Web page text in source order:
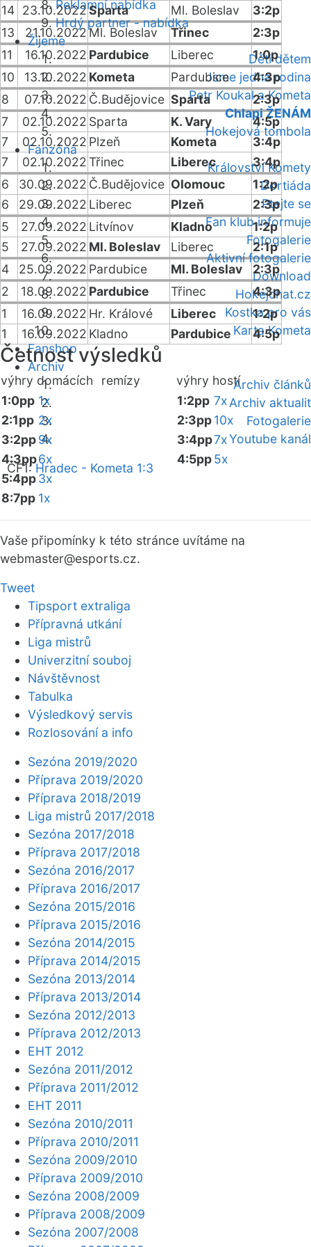
Reklamní nabídka
Hrdý partner - nabídka
Žijeme
Děti dětem
Jsme jedna rodina
Petr Koukal a Kometa
Chlapi ŽENÁM
Hokejová tombola
Fanzóna
Království Komety
Dortiáda
Ptejte se
Fan klub informuje
Fotogalerie
Aktivní fotogalerie
Download
Hokejchat.cz
Kostka pro vás
Karta Kometa
Fanshop
Archiv
Archiv článků
Archiv aktualit
Fotogalerie
Youtube kanál
ČF1:Hradec - Kometa 1:3
14 23.10.2022Sparta Ml. Boleslav
3:2p
13
21.10.2022Ml. Boleslav Třinec
2:3p
11
16.10.2022 Pardubice Liberec
1:0p
10
13.10.2022 Kometa Pardubice
4:3p
8
07.10.2022 Č.Budějovice Sparta
2:3p
7
02.10.2022 Sparta K. Vary
4:5p
7
02.10.2022 Plzeň Kometa
3:4p
7
02.10.2022Třinec Liberec
3:4p
6
30.09.2022 Č.Budějovice Olomouc
1:2p
6
29.09.2022 Liberec Plzeň
2:3p
5
27.09.2022 Litvínov Kladno
1:2p
5
27.09.2022 Ml. Boleslav Liberec
2:1p
4
25.09.2022 Pardubice Ml. Boleslav
2:3p
2
18.09.2022 Pardubice Třinec
4:3p
1
16.09.2022 Hr. Králové Liberec
1:2p
1
16.09.2022 Kladno Pardubice 4:5p
Četnost výsledků
výhry domácích remízy výhry hostí
1:0pp 1x
2:1pp 2x
3:2pp9x
4:3pp6x
5:4pp3x
8:7pp 1x
1:2pp 7x
2:3pp10x
3:4pp7x
4:5pp5x
Vaše připomínky k této stránce uvítáme na
webmaster@esports.cz.
Tweet
Tipsport extraliga
Přípravná utkání
Liga mistrů
Univerzitní souboj
Návštěvnost
Tabulka
Výsledkový servis
Rozlosování a info
Sezóna 2019/2020
Příprava 2019/2020
Příprava 2018/2019
Liga mistrů 2017/2018
Sezóna 2017/2018
Příprava 2017/2018
Sezóna 2016/2017
Příprava 2016/2017
Sezóna 2015/2016
Příprava 2015/2016
Sezóna 2014/2015
Příprava 2014/2015
Sezóna 2013/2014
Příprava 2013/2014
Sezóna 2012/2013
Příprava 2012/2013
EHT 2012
Sezóna 2011/2012
Příprava 2011/2012
EHT 2011
Sezóna 2010/2011
Příprava 2010/2011
Sezóna 2009/2010
Příprava 2009/2010
Sezóna 2008/2009
Příprava 2008/2009
Sezóna 2007/2008